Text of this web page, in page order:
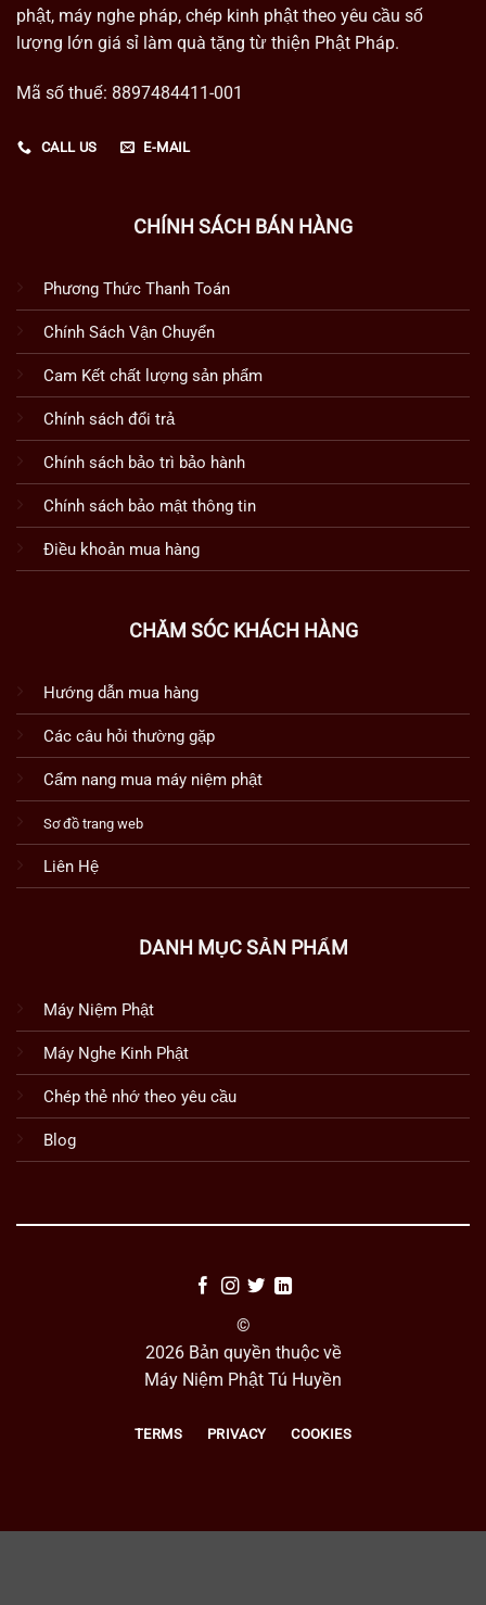
phật, máy nghe pháp, chép kinh phật theo yêu cầu số
lượng lớn giá sỉ làm quà tặng từ thiện Phật Pháp.
Mã số thuế: 8897484411-001
CALL US E-MAIL
CHÍNH SÁCH BÁN HÀNG
Phương Thức Thanh Toán
Chính Sách Vận Chuyển
Cam Kết chất lượng sản phẩm
Chính sách đổi trả
Chính sách bảo trì bảo hành
Chính sách bảo mật thông tin
Điều khoản mua hàng
CHĂM SÓC KHÁCH HÀNG
Hướng dẫn mua hàng
Các câu hỏi thường gặp
Cẩm nang mua máy niệm phật
Sơ đồ trang web
Liên Hệ
DANH MỤC SẢN PHẨM
Máy Niệm Phật
Máy Nghe Kinh Phật
Chép thẻ nhớ theo yêu cầu
Blog
©
2026 Bản quyền thuộc về
Máy Niệm Phật Tú Huyền
TERMS PRIVACY COOKIES